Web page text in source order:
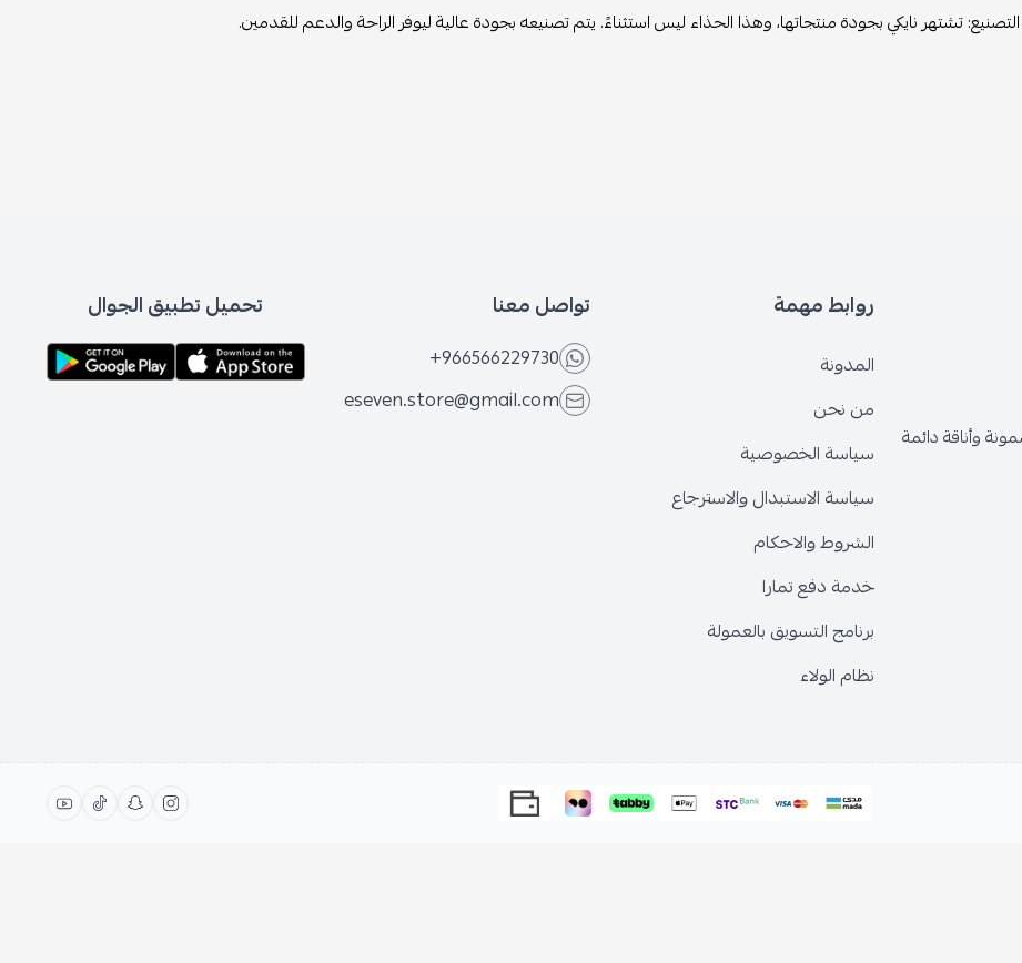
تشتهر نايكي بجودة منتجاتها، وهذا الحذاء ليس استثناءً. يتم تصنيعه بجودة عالية ليوفر الراحة والدعم للقدمين.
وأناقة دائمة
روابط مهمة
المدونة
من نحن
سياسة الخصوصية
سياسة الاستبدال والاسترجاع
الشروط والاحكام
خدمة دفع تمارا
برنامج التسويق بالعمولة
نظام الولاء
تواصل معنا
+966566229730
eseven.store@gmail.com
تحميل تطبيق الجوال